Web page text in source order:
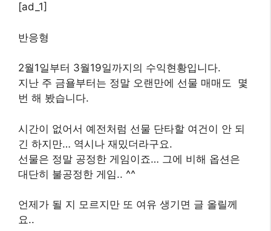
[ad_1]
반응형
2월1일부터 3월19일까지의 수익현황입니다.
지난 주 금욜부터는 정말 오랜만에 선물 매매도 몇
번 해 봤습니다.
시간이 없어서 예전처럼 선물 단타할 여건이 안 되
긴 하지만… 역시나 재밌더라구요.
선물은 정말 공정한 게임이죠… 그에 비해 옵션은
대단히 불공정한 게임.. ^^
언제가 될 지 모르지만 또 여유 생기면 글 올릴께
요..